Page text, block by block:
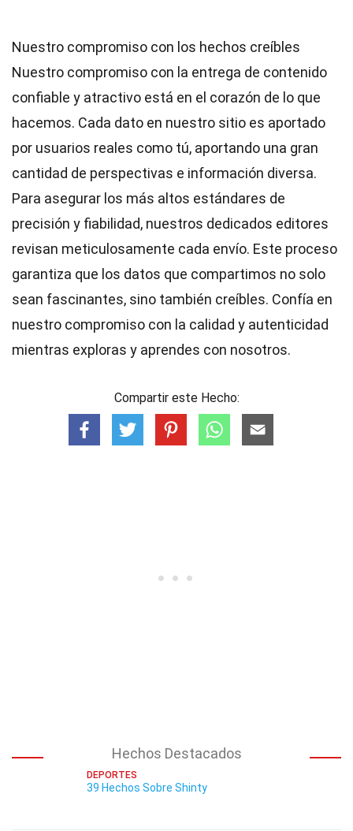
Nuestro compromiso con los hechos creíbles
Nuestro compromiso con la entrega de contenido
confiable y atractivo está en el corazón de lo que
hacemos. Cada dato en nuestro sitio es aportado
por usuarios reales como tú, aportando una gran
cantidad de perspectivas e información diversa.
Para asegurar los más altos estándares de
precisión y fiabilidad, nuestros dedicados editores
revisan meticulosamente cada envío. Este proceso
garantiza que los datos que compartimos no solo
sean fascinantes, sino también creíbles. Confía en
nuestro compromiso con la calidad y autenticidad
mientras exploras y aprendes con nosotros.
Compartir este Hecho:
Hechos Destacados
DEPORTES
39 Hechos Sobre Shinty